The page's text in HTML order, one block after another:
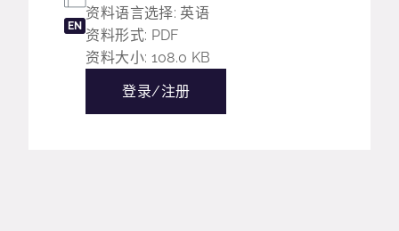
EN
资料语言选择: 英语
资料形式: PDF
资料大小: 108.0 KB
登录/注册